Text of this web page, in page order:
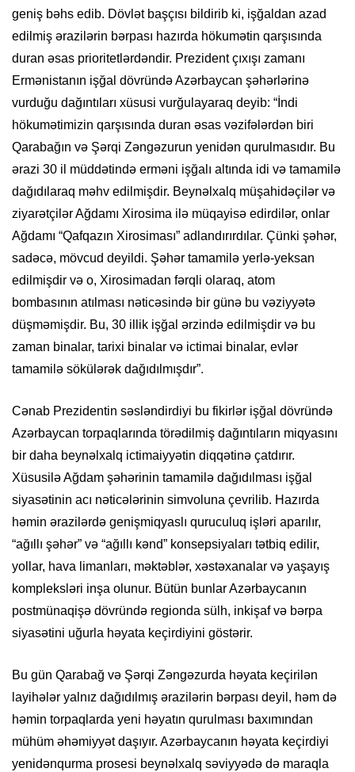
geniş bəhs edib. Dövlət başçısı bildirib ki, işğaldan azad
edilmiş ərazilərin bərpası hazırda hökumətin qarşısında
duran əsas prioritetlərdəndir. Prezident çıxışı zamanı
Ermənistanın işğal dövründə Azərbaycan şəhərlərinə
vurduğu dağıntıları xüsusi vurğulayaraq deyib: “İndi
hökumətimizin qarşısında duran əsas vəzifələrdən biri
Qarabağın və Şərqi Zəngəzurun yenidən qurulmasıdır. Bu
ərazi 30 il müddətində erməni işğalı altında idi və tamamilə
dağıdılaraq məhv edilmişdir. Beynəlxalq müşahidəçilər və
ziyarətçilər Ağdamı Xirosima ilə müqayisə edirdilər, onlar
Ağdamı “Qafqazın Xirosiması” adlandırırdılar. Çünki şəhər,
sadəcə, mövcud deyildi. Şəhər tamamilə yerlə-yeksan
edilmişdir və o, Xirosimadan fərqli olaraq, atom
bombasının atılması nəticəsində bir günə bu vəziyyətə
düşməmişdir. Bu, 30 illik işğal ərzində edilmişdir və bu
zaman binalar, tarixi binalar və ictimai binalar, evlər
tamamilə sökülərək dağıdılmışdır”.
Cənab Prezidentin səsləndirdiyi bu fikirlər işğal dövründə
Azərbaycan torpaqlarında törədilmiş dağıntıların miqyasını
bir daha beynəlxalq ictimaiyyətin diqqətinə çatdırır.
Xüsusilə Ağdam şəhərinin tamamilə dağıdılması işğal
siyasətinin acı nəticələrinin simvoluna çevrilib. Hazırda
həmin ərazilərdə genişmiqyaslı quruculuq işləri aparılır,
“ağıllı şəhər” və “ağıllı kənd” konsepsiyaları tətbiq edilir,
yollar, hava limanları, məktəblər, xəstəxanalar və yaşayış
kompleksləri inşa olunur. Bütün bunlar Azərbaycanın
postmünaqişə dövründə regionda sülh, inkişaf və bərpa
siyasətini uğurla həyata keçirdiyini göstərir.
Bu gün Qarabağ və Şərqi Zəngəzurda həyata keçirilən
layihələr yalnız dağıdılmış ərazilərin bərpası deyil, həm də
həmin torpaqlarda yeni həyatın qurulması baxımından
mühüm əhəmiyyət daşıyır. Azərbaycanın həyata keçirdiyi
yenidənqurma prosesi beynəlxalq səviyyədə də maraqla